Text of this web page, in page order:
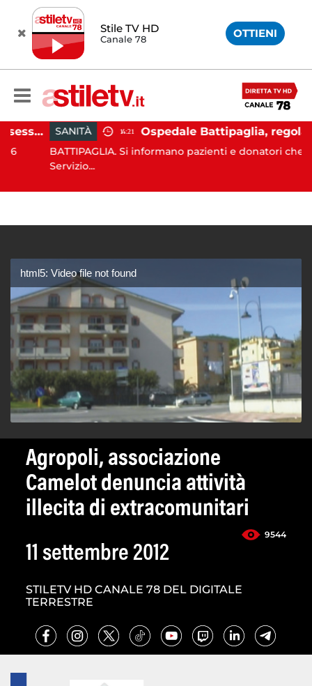
Stile TV HD
Canale 78 OTTIENI
Emergenza cinghiali, assessora Serluca: “Al via il Tavolo tecnico permanente della Regione Campania” SANITÀ 14:21
BATTIPAGLIA. Si informano pazienti e donatori che il
Servizio...
html5: Video file not found
Agropoli, associazione
Camelot denuncia attività
illecita di extracomunitari
9544
11 settembre 2012
STILETV HD CANALE 78 DEL DIGITALE
TERRESTRE